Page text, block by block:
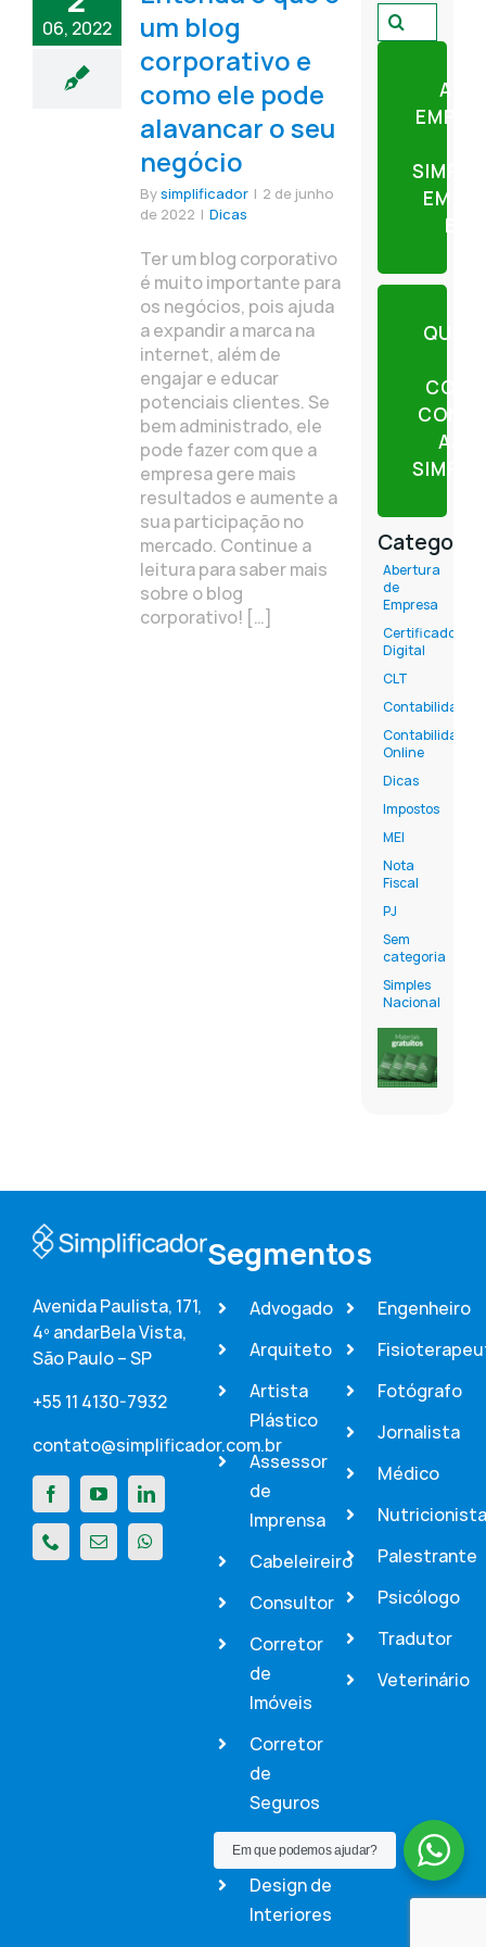
06, 2022
um blog
corporativo e
como ele pode
alavancar o seu
negócio
Bysimplificador | 2 de junho
de 2022 | Dicas
Ter um blog corporativo
é muito importante para
os negócios, pois ajuda
a expandir a marca na
internet, além de
engajar e educar
potenciais clientes. Se
bem administrado, ele
pode fazer com que a
empresa gere mais
resultados e aumente a
sua participação no
mercado. Continue a
leitura para saber mais
sobre o blog
corporativo! […]
Pesquisar
por:
EM
QUER
Abertura
de
Empresa
Certificado
Digital
CLT
Contabilidade
Contabilidade
Online
Dicas
Impostos
MEI
Nota
Fiscal
PJ
Sem
categoria
Simples
Nacional
Avenida Paulista, 171,
4º andarBela Vista,
São Paulo – SP
+55 11 4130-7932
contato@simplificador.com.br
Segmentos
Advogado
Arquiteto
Artista
Plástico
Assessor
de
Imprensa
Cabeleireiro
Consultor
Corretor
de
Imóveis
Corretor
de
Seguros
Dentista
Design de
Interiores
Engenheiro
Fotógrafo
Jornalista
Médico
Nutricionista
Palestrante
Psicólogo
Tradutor
Veterinário
Em que podemos ajudar?